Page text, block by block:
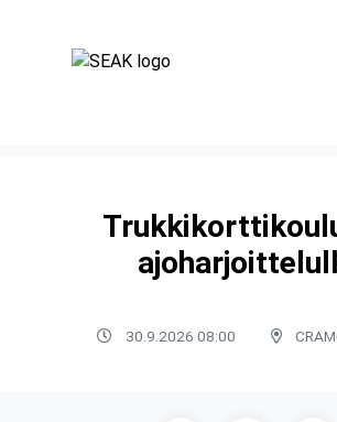
30.9.2026 08:00